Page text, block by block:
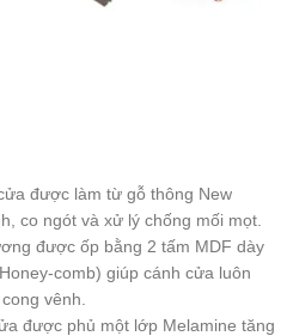
được làm từ gỗ thông New
co ngót và xử lý chống mối mọt.
được ốp bằng 2 tấm MDF dày
comb) giúp cánh cửa luôn
vênh.
được phủ một lớp Melamine tăng